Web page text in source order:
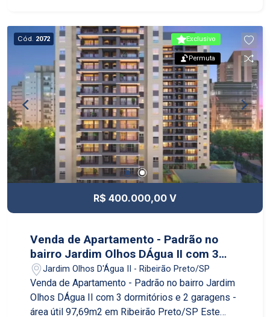
Exclusivo
Permuta
Cód. 2072
R$ 400.000,00 V
Venda de Apartamento - Padrão no
bairro Jardim Olhos DÁgua II com 3
dormitórios e 2 garagens - área útil
97,69m2 em Ribeirão Preto/SP
Jardim Olhos D'Água II - Ribeirão Preto/SP
Venda de Apartamento - Padrão no bairro Jardim
Olhos DÁgua II com 3 dormitórios e 2 garagens -
área útil 97,69m2 em Ribeirão Preto/SP Este